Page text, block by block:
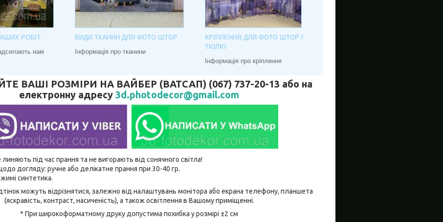
РОБІТ
нам
ВИДИ ТКАНИН ДЛЯ ФОТО ШТОР
Інформація про тканини
КРІПЛЕННЯ ДЛЯ ФОТО ШТОР І
ТЮЛЮ
Інформація про кріплення
ВАШІ РОЗМІРИ НА ВАЙБЕР (ВАТСАП) (067) 737-20-13 або на
електронну адресу 3d.photodecor@gmail.com
під час прання та не вигорають від сонячного світла!
догляду: ручне або делікатне прання при 30-40 гр.
синтетика.
можуть відрізнятися, залежно від налаштувань монітора або екрана телефону, планшета
(яскравість, контраст, насиченість), а також освітлення в Вашому приміщенні.
* При широкоформатному друку допустима похибка у розмірі ±2 см